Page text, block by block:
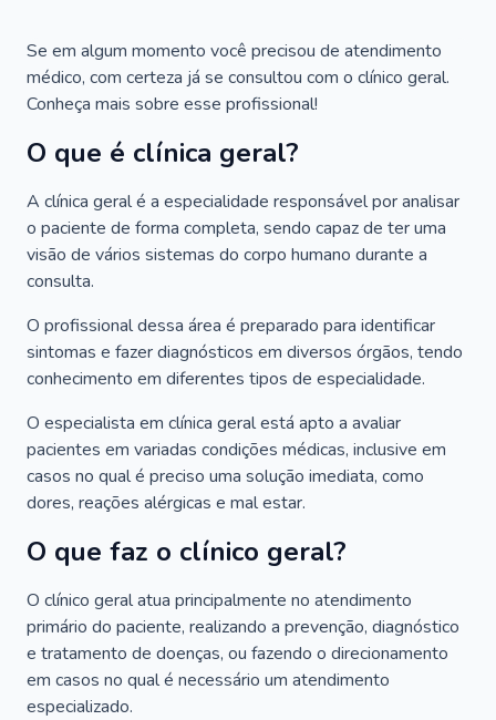
Se em algum momento você precisou de atendimento
médico, com certeza já se consultou com o clínico geral.
Conheça mais sobre esse profissional!
O que é clínica geral?
A clínica geral é a especialidade responsável por analisar
o paciente de forma completa, sendo capaz de ter uma
visão de vários sistemas do corpo humano durante a
consulta.
O profissional dessa área é preparado para identificar
sintomas e fazer diagnósticos em diversos órgãos, tendo
conhecimento em diferentes tipos de especialidade.
O especialista em clínica geral está apto a avaliar
pacientes em variadas condições médicas, inclusive em
casos no qual é preciso uma solução imediata, como
dores, reações alérgicas e mal estar.
O que faz o clínico geral?
O clínico geral atua principalmente no atendimento
primário do paciente, realizando a prevenção, diagnóstico
e tratamento de doenças, ou fazendo o direcionamento
em casos no qual é necessário um atendimento
especializado.